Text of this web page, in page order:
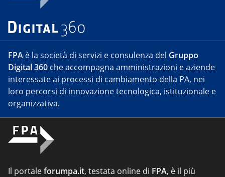
FPA è la società di servizi e consulenza del Gruppo
Digital 360 che accompagna amministrazioni e aziende
interessate ai processi di cambiamento della PA, nei
loro percorsi di innovazione tecnologica, istituzionale e
organizzativa.
Il portaleforumpa.it, testata online di FPA, è il più